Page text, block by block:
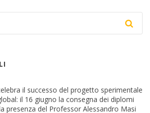
il successo del progetto sperimentale
il 16 giugno la consegna dei diplomi
presenza del Professor Alessandro Masi